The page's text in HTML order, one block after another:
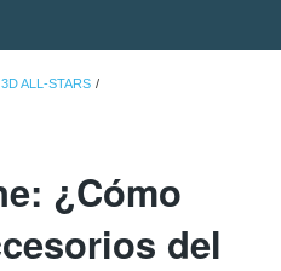
ALL-STARS
¿Cómo
del